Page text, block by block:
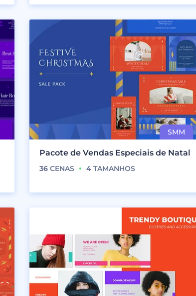
Pacote de Vendas Especiais de Natal
36 CENAS 4 TAMANHOS